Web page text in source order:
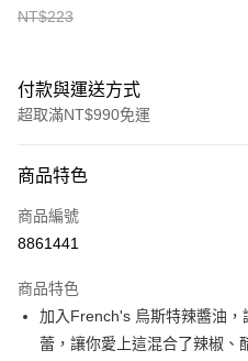
NT$223
付款與運送方式
超取滿NT$990免運
信用卡一次付款
超商取貨付款
Apple Pay
街口支付
商品特色
商品編號
8861441
商品特色
加入French's 烏斯特辣醬油
蕾，讓你愛上這混合了辣椒、